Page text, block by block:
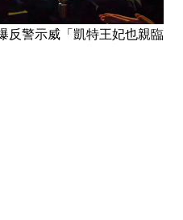
反警示威「凱特王妃也親臨